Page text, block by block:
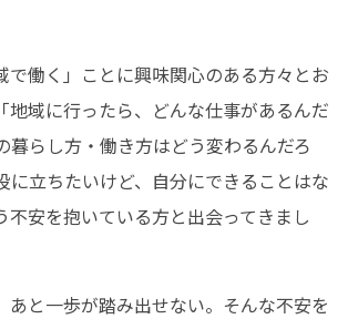
で働く」ことに興味関心のある方々とお
地域に行ったら、どんな仕事があるんだ
暮らし方・働き方はどう変わるんだろ
に立ちたいけど、自分にできることはな
不安を抱いている方と出会ってきまし
あと一歩が踏み出せない。そんな不安を